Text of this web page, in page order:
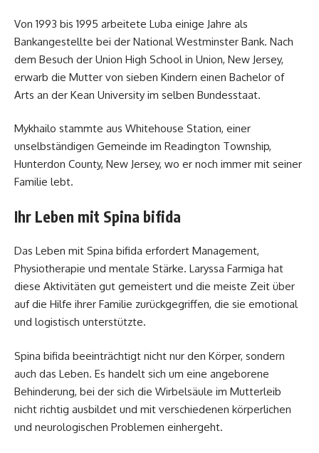
Von 1993 bis 1995 arbeitete Luba einige Jahre als
Bankangestellte bei der National Westminster Bank. Nach
dem Besuch der Union High School in Union, New Jersey,
erwarb die Mutter von sieben Kindern einen Bachelor of
Arts an der Kean University im selben Bundesstaat.
Mykhailo stammte aus Whitehouse Station, einer
unselbständigen Gemeinde im Readington Township,
Hunterdon County, New Jersey, wo er noch immer mit seiner
Familie lebt.
Ihr Leben mit Spina bifida
Das Leben mit Spina bifida erfordert Management,
Physiotherapie und mentale Stärke. Laryssa Farmiga hat
diese Aktivitäten gut gemeistert und die meiste Zeit über
auf die Hilfe ihrer Familie zurückgegriffen, die sie emotional
und logistisch unterstützte.
Spina bifida beeinträchtigt nicht nur den Körper, sondern
auch das Leben. Es handelt sich um eine angeborene
Behinderung, bei der sich die Wirbelsäule im Mutterleib
nicht richtig ausbildet und mit verschiedenen körperlichen
und neurologischen Problemen einhergeht.